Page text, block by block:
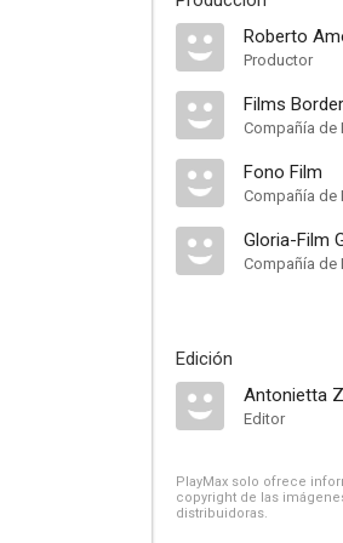
Roberto
Productor
Films
Compañía de
Fono Film
Compañía de
Gloria-Film
Compañía de
Edición
Antonietta
Editor
PlayMax solo ofrece
copyright de las
distribuidoras.